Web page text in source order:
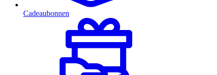
Cadeaubonnen